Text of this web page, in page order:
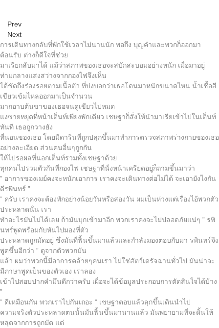
Prev
Next
การเดินทางกลับที่พักใช้เวลาไม่นานนัก พอถึง บุญคำและพวกก็ออกมา
ต้อนรับ ต่างก็ดีใจที่ช่วย
มาเรียกลับมาได้ แม้ว่าสภาพของเธอจะสบักสะบอมอย่างหนัก เมื่อมาอยู่
ท่ามกลางแสงสว่างจากกองไฟจึงเห็น
ได้ชัดถึงร่องรอยตามเนื้อตัว ที่บ่งบอกว่าเธอโดนมาหนักขนาดไหน น้ำเชื้อสี
เขียวเข้มไหลออกมาเป็นจำนวน
มากอาบต้นขาของเธอจนดูเขียวไปหมด
แงซายหยุดที่หน้าเต็นท์เพียงพักเดียว เชษฐาก็สั่งให้นำมาเรียเข้าไปในเต็นท์
ทันที เธอถูกวางยัง
ที่นอนของเธอ โดยมีดารินที่ถูกปลุกขึ้นมาทำการตรวจสภาพร่างกายของเธอ
อย่างละเอียด ส่วนคนอื่นๆถูกกัน
ให้ไปรอผลที่นอกเต็นท์รวมทั้งเชษฐาด้วย
ทุกคนไปรวมตัวกันที่กองไฟ เชษฐาที่นั่งหน้าเครียดอยู่ก็ถามขึ้นมาว่า
” อาการของเมย์คงจะหนักเอาการ เราคงจะเดินทางต่อไม่ได้ จะเอายังไงกัน
ดีรพินทร์ ”
” ครับ เราคงจะต้องพักอย่างน้อยวันหรือสองวัน ผมเป็นห่วงแต่เรื่องไอ้พวกตัว
ประหลาดนั่น เรา
ทำอะไรมันไม่ได้เลย ถ้ามันบุกเข้ามาอีก พวกเราคงจะไม่ปลอดภัยแน่ๆ ” รพิ
นทร์พูดพร้อมกับหันไปมองที่ตัว
ประหลาดถูกมัดอยู่ ซึ่งมันที่ฟื้นขึ้นมาแล้วและกำลังมองตอบกับมา รพินทร์จึง
พูดขึ้นอีกว่า ” ดูจากตัวพวกมัน
แล้ว ผมว่าพวกนี้มีอาการคล้ายๆคนเรา ไม่ใช่สัตว์เดรัจฉานทั่วไป มันน่าจะ
มีภาษาพูดเป็นของตัวเอง เราลอง
เข้าไปสอบปากคำมึนดีกว่าครับ เผื่อจะได้ข้อมูลประกอบการตัดสินใจได้บ้าง
”
” ดีเหมือนกัน พวกเราไปกันเถอะ ” เชษฐาตอบแล้วลุกขึ้นเดินนำไป
ความจริงตัวประหลาดตนนั้นมันฟื้นขึ้นมานานแล้ว มันพยายามที่จะดิ้นให้
หลุดจากการถูกมัด แต่